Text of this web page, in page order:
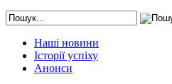
Наші новини
Історії успіху
Анонси